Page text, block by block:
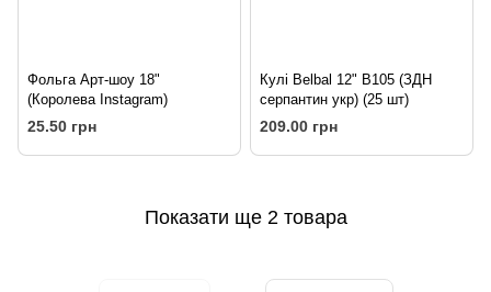
Фольга Арт-шоу 18"
(Королева Instagram)
25.50 грн
Кулі Belbal 12" B105 (ЗДН
серпантин укр) (25 шт)
209.00 грн
Показати ще 2 товара